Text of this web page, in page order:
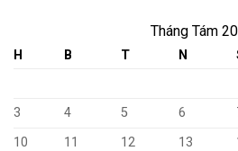
Tháng Tám
H B T N
3
4 5 6
10
11 12 13